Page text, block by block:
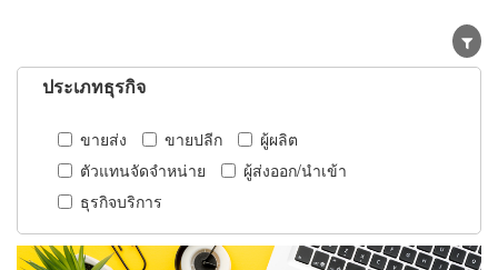
ประเภทธุรกิจ
ขายส่ง ขายปลีก
ผู้ผลิต
ตัวแทนจัดจำหน่าย
ผู้ส่งออก/นำเข้า
ธุรกิจบริการ